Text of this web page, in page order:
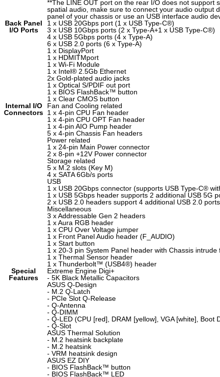
**The LINE OUT port on the rear I/O does not support
spatial audio, make sure to connect your audio output
panel of your chassis or use an USB interface audio
Back Panel
I/O Ports
1 x USB 20Gbps port (1 x USB Type-C®)
3 x USB 10Gbps ports (2 x Type-A+1 x USB Type-C®)
4 x USB 5Gbps ports (4 x Type-A)
6 x USB 2.0 ports (6 x Type-A)
1 x DisplayPort
1 x HDMITMport
1 x Wi-Fi Module
1 x Intel® 2.5Gb Ethernet
2x Gold-plated audio jacks
1 x Optical S/PDIF out port
1 x BIOS FlashBack™ button
1 x Clear CMOS button
Internal I/O
Connectors
Fan and Cooling related
1 x 4-pin CPU Fan header
1 x 4-pin CPU OPT Fan header
1 x 4-pin AIO Pump header
5 x 4-pin Chassis Fan headers
Power related
1 x 24-pin Main Power connector
2 x 8-pin +12V Power connector
Storage related
5 x M.2 slots (Key M)
4 x SATA 6Gb/s ports
USB
1 x USB 20Gbps connector (supports USB Type-C®
1 x USB 5Gbps header supports 2 additional USB 5G
2 x USB 2.0 headers support 4 additional USB 2.0 ports
Miscellaneous
3 x Addressable Gen 2 headers
1 x Aura RGB header
1 x CPU Over Voltage jumper
1 x Front Panel Audio header (F_AUDIO)
1 x Start button
1 x 20-3 pin System Panel header with Chassis intrude
1 x Thermal Sensor header
1 x Thunderbolt™ (USB4®) header
Special
Features
Extreme Engine Digi+
- 5K Black Metallic Capacitors
ASUS Q-Design
- M.2 Q-Latch
- PCIe Slot Q-Release
- Q-Antenna
- Q-DIMM
- Q-LED (CPU [red], DRAM [yellow], VGA [white], Boot
- Q-Slot
ASUS Thermal Solution
- M.2 heatsink backplate
- M.2 heatsink
- VRM heatsink design
ASUS EZ DIY
- BIOS FlashBack™ button
- BIOS FlashBack™ LED